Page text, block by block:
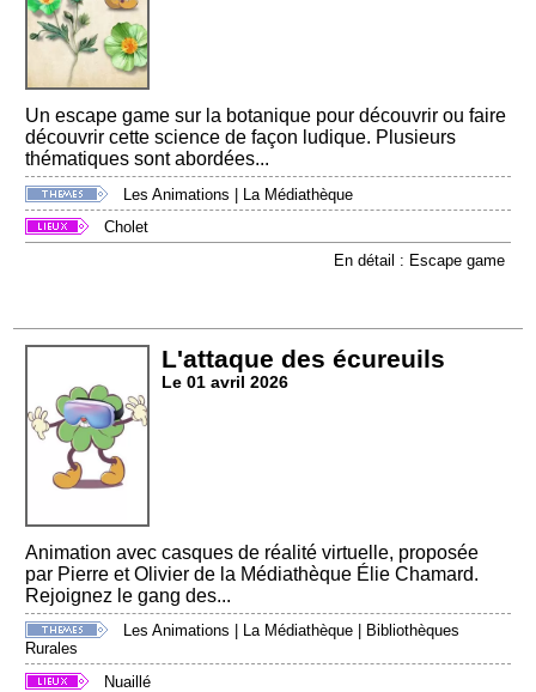
Un escape game sur la botanique pour découvrir ou faire
découvrir cette science de façon ludique. Plusieurs
thématiques sont abordées...
Les Animations
La Médiathèque
Cholet
En détail : Escape game
L'attaque des écureuils
Le 01 avril 2026
Animation avec casques de réalité virtuelle, proposée
par Pierre et Olivier de la Médiathèque Élie Chamard.
Rejoignez le gang des...
Les Animations La Médiathèque
Bibliothèques
Rurales
Nuaillé